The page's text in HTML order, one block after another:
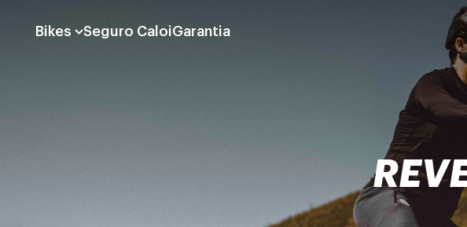
Bikes Seguro CaloiGarantia